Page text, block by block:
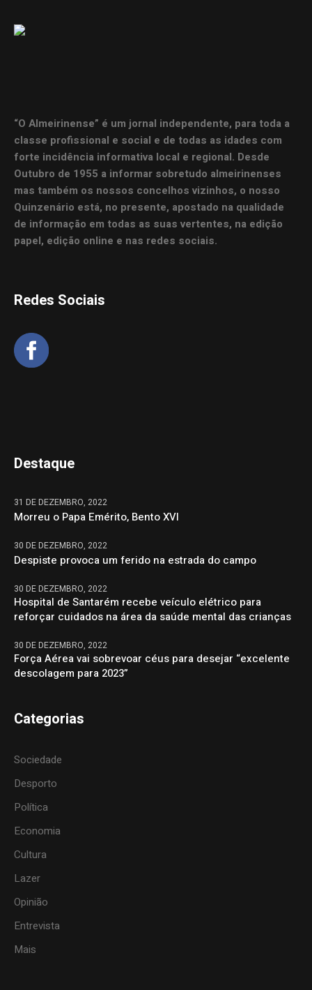
“O Almeirinense” é um jornal independente, para toda a
classe profissional e social e de todas as idades com
forte incidência informativa local e regional. Desde
Outubro de 1955 a informar sobretudo almeirinenses
mas também os nossos concelhos vizinhos, o nosso
Quinzenário está, no presente, apostado na qualidade
de informação em todas as suas vertentes, na edição
papel, edição online e nas redes sociais.
Redes Sociais
Destaque
31 DE DEZEMBRO, 2022
Morreu o Papa Emérito, Bento XVI
30 DE DEZEMBRO, 2022
Despiste provoca um ferido na estrada do campo
30 DE DEZEMBRO, 2022
Hospital de Santarém recebe veículo elétrico para
reforçar cuidados na área da saúde mental das crianças
30 DE DEZEMBRO, 2022
Força Aérea vai sobrevoar céus para desejar “excelente
descolagem para 2023”
Categorias
Sociedade
Desporto
Política
Economia
Cultura
Lazer
Opinião
Entrevista
Mais